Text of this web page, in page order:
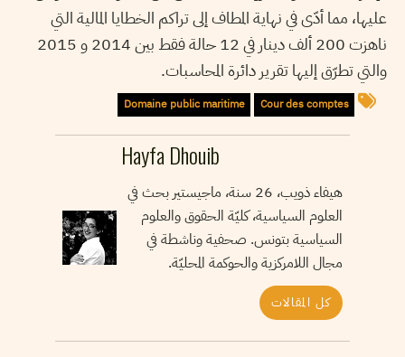
عليها، مما أدّى في نهاية المطاف إلى تراكم الخطايا المالية التي
ناهزت 200 ألف دينار في 12 حالة فقط بين 2014 و 2015
والتي تطرّق إليها تقرير دائرة المحاسبات.
Cour des comptes
Domaine public maritime
Hayfa Dhouib
هيفاء ذويب، 26 سنة، ماجيستير بحث في
العلوم السياسية، كليّة الحقوق والعلوم
السياسية بتونس. صحفية وناشطة في
مجال اللامركزية والحوكمة المحليّة.
كل المقالات